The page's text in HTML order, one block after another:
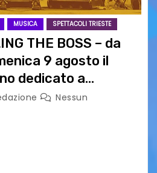
MUSICA SPETTACOLI TRIESTE
THE BOSS – da
9 agosto il
dedicato a
Nessun